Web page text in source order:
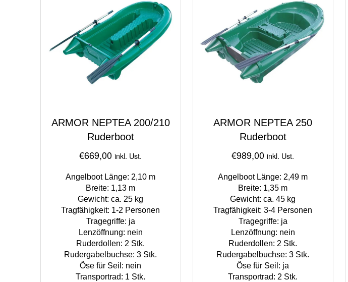
ARMOR NEPTEA 200/210
Ruderboot
€669,00 inkl. Ust.
Angelboot Länge: 2,10 m
Breite: 1,13 m
Gewicht: ca. 25 kg
Tragfähigkeit: 1-2 Personen
Tragegriffe: ja
Lenzöffnung: nein
Ruderdollen: 2 Stk.
Rudergabelbuchse: 3 Stk.
Öse für Seil: nein
Transportrad: 1 Stk.
ARMOR NEPTEA 250
Ruderboot
€989,00 inkl. Ust.
Angelboot Länge: 2,49 m
Breite: 1,35 m
Gewicht: ca. 45 kg
Tragfähigkeit: 3-4 Personen
Tragegriffe: ja
Lenzöffnung: nein
Ruderdollen: 2 Stk.
Rudergabelbuchse: 3 Stk.
Öse für Seil: ja
Transportrad: 2 Stk.